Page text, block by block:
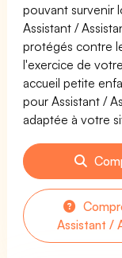
pouvant survenir
Assistant /
protégés contre
l'exercice de
accueil petite
pour Assistant /
adaptée à votre
Assistant /